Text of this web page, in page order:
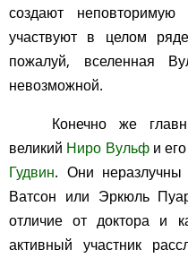
создают
участвуют в целом
пожалуй, вселенная
невозможной.
Конечно же
великий Ниро Вульфи
Гудвин. Они
Ватсон или Эркюль
отличие от доктора и
активный участник